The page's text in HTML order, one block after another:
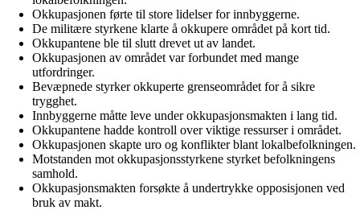
Okkupasjonen førte til store lidelser for innbyggerne.
De militære styrkene klarte å okkupere området på kort tid.
Okkupantene ble til slutt drevet ut av landet.
Okkupasjonen av området var forbundet med mange
utfordringer.
Bevæpnede styrker okkuperte grenseområdet for å sikre
trygghet.
Innbyggerne måtte leve under okkupasjonsmakten i lang tid.
Okkupantene hadde kontroll over viktige ressurser i området.
Okkupasjonen skapte uro og konflikter blant lokalbefolkningen.
Motstanden mot okkupasjonsstyrkene styrket befolkningens
samhold.
Okkupasjonsmakten forsøkte å undertrykke opposisjonen ved
bruk av makt.